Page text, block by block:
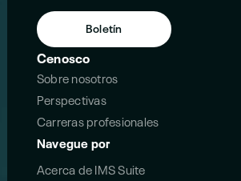
Boletín
Navegue por
Acerca de IMS Suite
Cenosco
Sobre nosotros
Perspectivas
Carreras profesionales